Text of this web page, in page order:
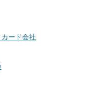
ード会社